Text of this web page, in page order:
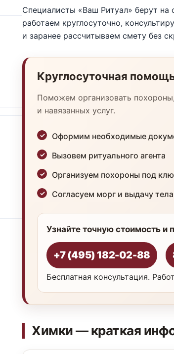
Специалисты «Ваш Ритуал» берут
работаем круглосуточно,
и заранее рассчитываем смету без
Круглосуточная
Поможем организовать
и навязанных услуг.
Оформим необходимые
Вызовем ритуального агента
Организуем похороны под
Согласуем морг и выдачу тела
Узнайте точную стоимость и
+7 (495) 182-02-88
Бесплатная консультация.
Химки — краткая